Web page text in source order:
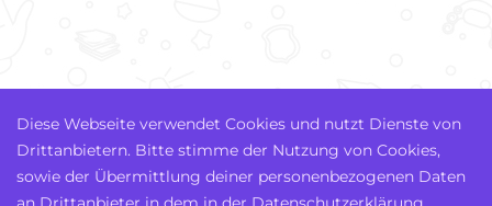
Diese Webseite verwendet Cookies und nutzt Dienste von
Drittanbietern. Bitte stimme der Nutzung von Cookies,
sowie der Übermittlung deiner personenbezogenen Daten